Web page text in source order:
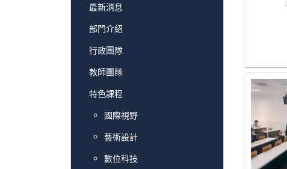
最新消息
部門介紹
行政團隊
教師團隊
特色課程
國際視野
藝術設計
數位科技